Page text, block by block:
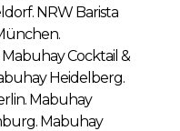
NRW Barista
Cocktail &
Heidelberg.
Mabuhay
Mabuhay